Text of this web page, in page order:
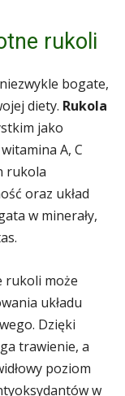
rukoli
bogate,
diety. Rukola
jako
A, C
rukola
oraz układ
w minerały,
rukoli może
układu
Dzięki
trawienie, a
poziom
w